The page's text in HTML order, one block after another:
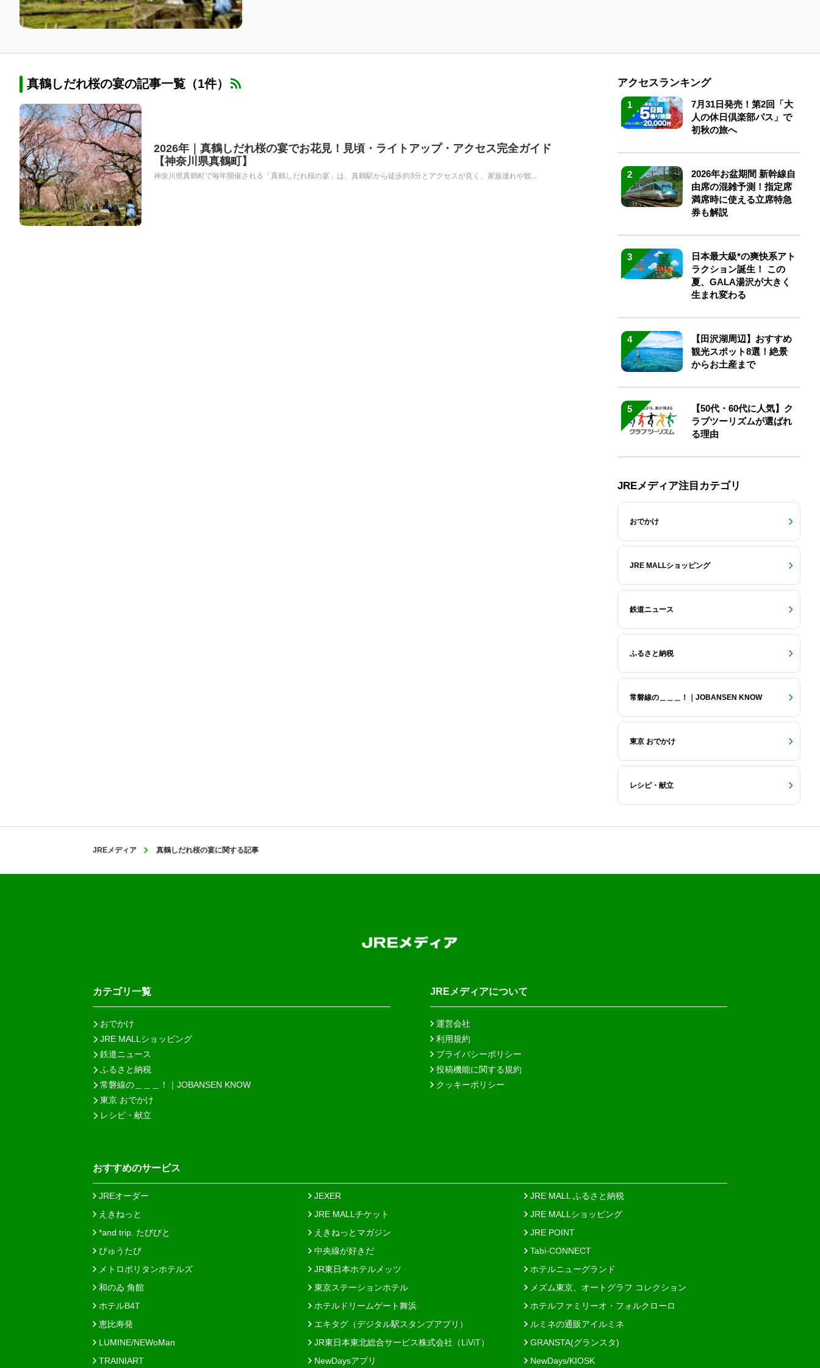
真鶴しだれ桜の宴の記事一覧（1件）
2026年｜真鶴しだれ桜の宴でお花見！見頃・ライトアップ・アクセス完全ガイド
【神奈川県真鶴町】
神奈川県真鶴町で毎年開催される「真鶴しだれ桜の宴」は、真鶴駅から徒歩約3分とアクセスが良く、家族連れや観...
アクセスランキング
1
7月31日発売！第2回「大
人の休日倶楽部パス」で
初秋の旅へ
2
2026年お盆期間 新幹線自
由席の混雑予測！指定席
満席時に使える立席特急
券も解説
3
日本最大級*の爽快系アト
ラクション誕生！ この
夏、GALA湯沢が大きく
生まれ変わる
4
【田沢湖周辺】おすすめ
観光スポット8選！絶景
からお土産まで
5
【50代・60代に人気】ク
ラブツーリズムが選ばれ
る理由
JREメディア注目カテゴリ
おでかけ
JRE MALLショッピング
鉄道ニュース
ふるさと納税
常磐線の＿＿＿！｜JOBANSEN KNOW
東京 おでかけ
レシピ・献立
JREメディア 真鶴しだれ桜の宴に関する記事
カテゴリ一覧
おでかけ
JRE MALLショッピング
鉄道ニュース
ふるさと納税
常磐線の＿＿＿！｜JOBANSEN KNOW
東京 おでかけ
レシピ・献立
JREメディアについて
運営会社
利用規約
プライバシーポリシー
投稿機能に関する規約
クッキーポリシー
おすすめのサービス
JREオーダー JEXER
JRE MALL ふるさと納税
えきねっと
JRE MALLチケット
JRE MALLショッピング
*and trip. たびびと
えきねっとマガジン
JRE POINT
びゅうたび
中央線が好きだ
Tabi-CONNECT
メトロポリタンホテルズ
JR東日本ホテルメッツ
ホテルニューグランド
和のゐ 角館
東京ステーションホテル
メズム東京、オートグラフ コレクション
ホテルB4T
ホテルドリームゲート舞浜
ホテルファミリーオ・フォルクローロ
恵比寿発
エキタグ（デジタル駅スタンプアプリ）
ルミネの通販アイルミネ
LUMINE/NEWoMan
JR東日本東北総合サービス株式会社（LiViT）
GRANSTA(グランスタ)
TRAINIART
NewDaysアプリ NewDays/KIOSK